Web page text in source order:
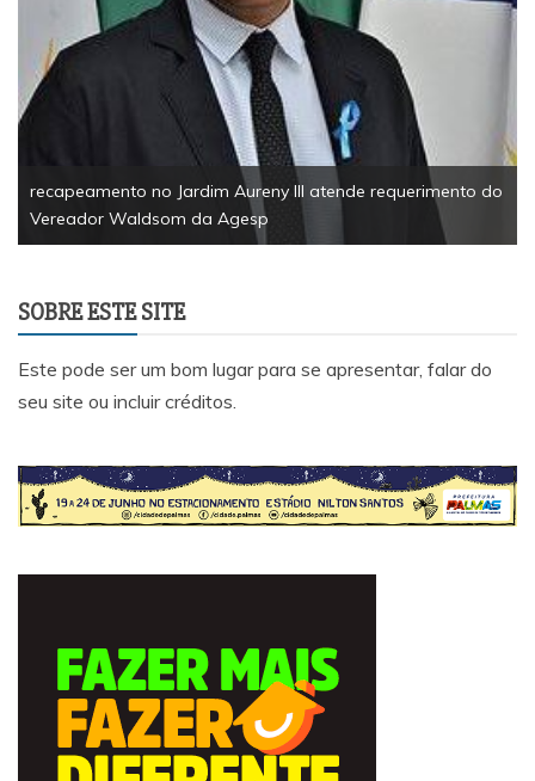
recapeamento no Jardim Aureny III atende requerimento do
Vereador Waldsom da Agesp
SOBRE ESTE SITE
Este pode ser um bom lugar para se apresentar, falar do
seu site ou incluir créditos.